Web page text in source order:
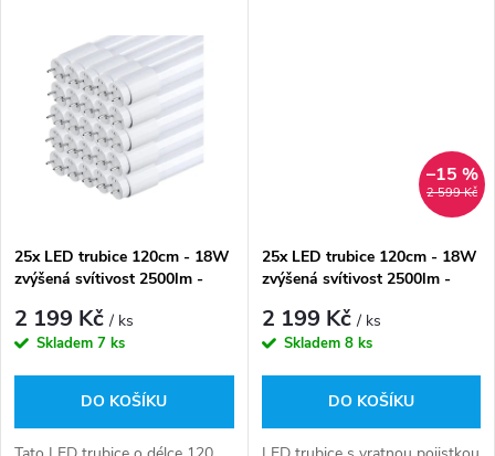
osvětlení. Je ideální pro
kanceláře,...
25x LED trubice 120cm - 18W
zvýšená svítivost 2500lm -
2 199 Kč/ ks
Skladem 7 ks
DO KOŠÍKU
2 599 Kč
–15 %
25x LED trubice 120cm - 18W
zvýšená svítivost 2500lm -
2 199 Kč/ ks
Skladem 8 ks
DO KOŠÍKU